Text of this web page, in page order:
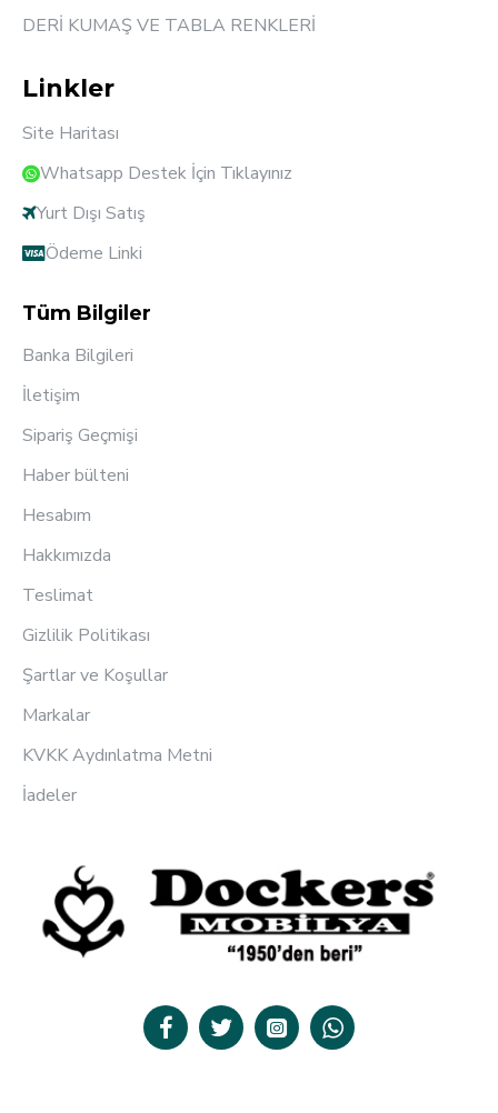
DERİ KUMAŞ VE TABLA RENKLERİ
Linkler
Site Haritası
Whatsapp Destek İçin Tıklayınız
Yurt Dışı Satış
Ödeme Linki
Tüm Bilgiler
Banka Bilgileri
İletişim
Sipariş Geçmişi
Haber bülteni
Hesabım
Hakkımızda
Teslimat
Gizlilik Politikası
Şartlar ve Koşullar
Markalar
KVKK Aydınlatma Metni
İadeler